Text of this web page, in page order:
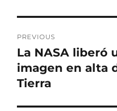
navigation
PREVIOUS
Previous
post:
La NASA liberó
imagen en alta
Tierra